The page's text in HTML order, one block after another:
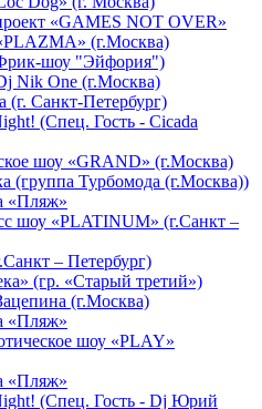
«GAMES NOT OVER»
(г.Москва)
шоу "Эйфория")
Nik One (г.Москва)
Санкт-Петербург)
(Спец. Гость - Cicada
шоу «GRAND» (г.Москва)
(группа Турбомода (г.Москва))
«Пляж»
шоу «PLATINUM» (г.Санкт –
– Петербург)
(гр. «Старый третий»)
(г.Москва)
«Пляж»
шоу «PLAY»
«Пляж»
(Спец. Гость - Dj Юрий